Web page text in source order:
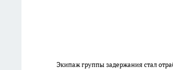
Экипаж группы задержания стал